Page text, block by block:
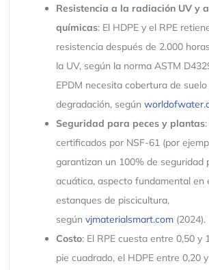
Resistencia a la radiación UV y
químicas: El HDPE y el RPE
resistencia después de 2.000
la UV, según la norma ASTM
EPDM necesita cobertura de
degradación, según
Seguridad para peces y plantas
certificados por NSF-61 (por
garantizan un 100% de seguridad
acuática, aspecto fundamental en
estanques de piscicultura,
según vjmaterialsmart.com(2024).
Costo: El RPE cuesta entre 0,50 y
pie cuadrado, el HDPE entre 0,20